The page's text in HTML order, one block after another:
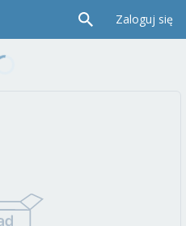
Zaloguj się